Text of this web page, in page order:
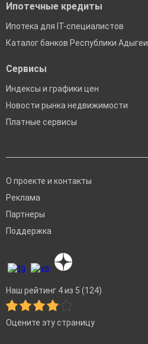
Ипотечные кредиты
Ипотека для IT-специалистов
Каталог банков Республики Адыгеи
Сервисы
Индексы и графики цен
Новости рынка недвижимости
Платные сервисы
О проекте и контакты
Реклама
Партнеры
Поддержка
Наш рейтинг 4 из 5 (124)
Оцените эту страницу